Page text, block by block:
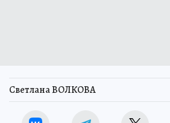
Светлана ВОЛКОВА